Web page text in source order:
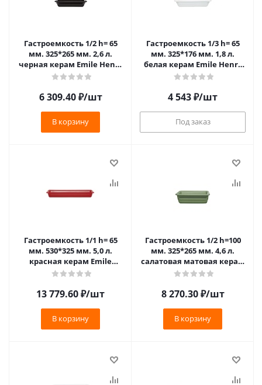
Гастроемкость 1/2 h= 65
мм. 325*265 мм. 2,6 л.
черная керам Emile Henry
/1/3/210/ ТП VV
6 309.40₽/шт
В корзину
Гастроемкость 1/3 h= 65
мм. 325*176 мм. 1,8 л.
белая керам Emile Henry
/1/3/210/ ТП
4 543₽/шт
Под заказ
Гастроемкость 1/1 h= 65
мм. 530*325 мм. 5,0 л.
красная керам Emile
13 779.60₽/шт
В корзину
Гастроемкость 1/2 h=100
мм. 325*265 мм. 4,6 л.
салатовая матовая керам
Emile Henry /1/2/140/ ТП
8 270.30₽/шт
В корзину